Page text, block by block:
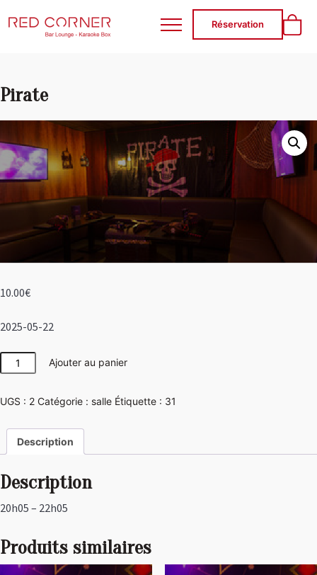
RED CORNER
Réservation
Pirate
10.00€
2025-05-22
quantité
de
Ajouter au panier
UGS : 2 Catégorie : salle Étiquette : 31
Description
Description
20h05 – 22h05
Produits similaires